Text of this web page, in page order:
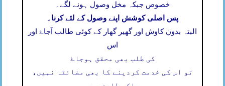
خصوص جبکہ مخل وصول ہونے لگے۔
پس اصلی کوشش اپنے وصول کے لئے کرنا۔
البتہ بدون کاوش اور گھیر گھار کے کوئی طالب آجاۓ اور
اس
کی طلب بھی محقق ہوجاۓ
تو اس کی خدمت کردینے کا بھی مضائقہ نہیں،